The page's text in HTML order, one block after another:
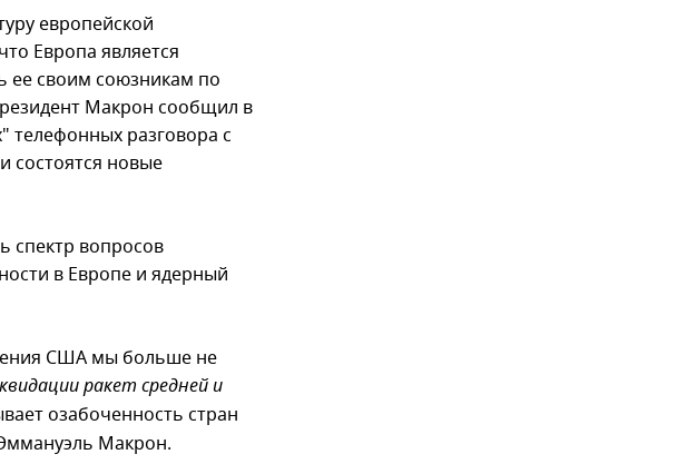
европейской
Европа является
ее своим союзникам по
Макрон сообщил в
телефонных разговора с
состоятся новые
спектр вопросов
в Европе и ядерный
США мы больше не
ракет средней и
озабоченность стран
Макрон.